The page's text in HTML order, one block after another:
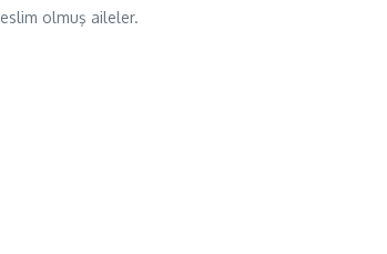
olmuş aileler.